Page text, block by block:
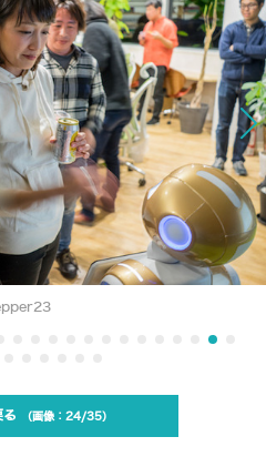
る 24/35